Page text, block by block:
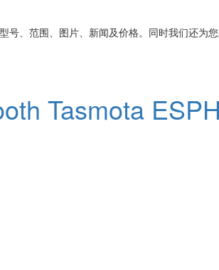
号、范围、图片、新闻及价格。同时我们还为
Tasmota